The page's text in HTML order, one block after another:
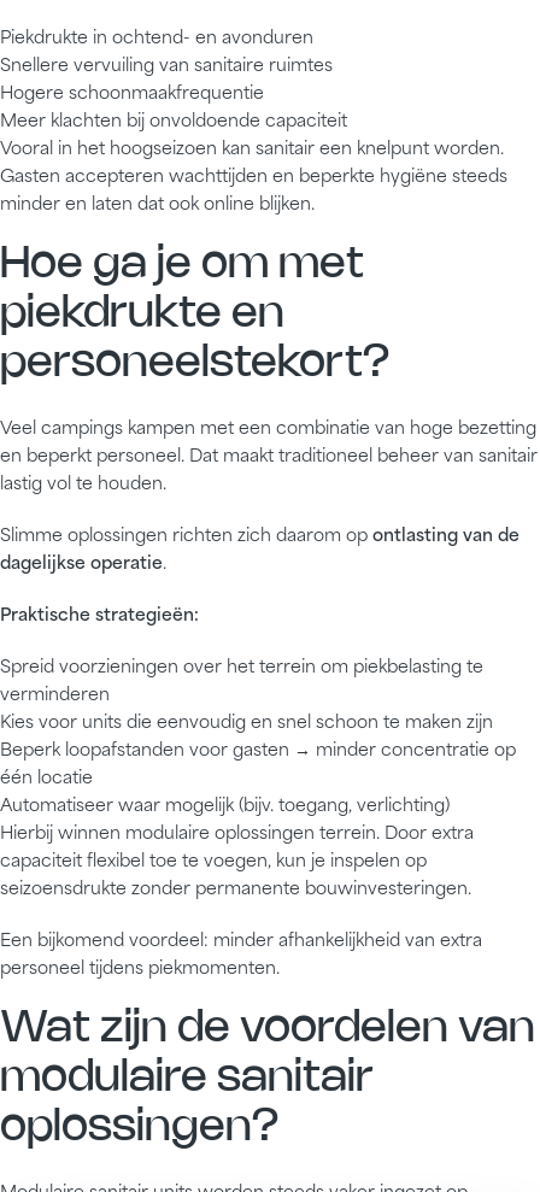
Piekdrukte in ochtend- en avonduren
Snellere vervuiling van sanitaire ruimtes
Hogere schoonmaakfrequentie
Meer klachten bij onvoldoende capaciteit
Vooral in het hoogseizoen kan sanitair een knelpunt worden.
Gasten accepteren wachttijden en beperkte hygiëne steeds
minder en laten dat ook online blijken.
Hoe ga je om met
piekdrukte en
personeelstekort?
Veel campings kampen met een combinatie van hoge bezetting
en beperkt personeel. Dat maakt traditioneel beheer van sanitair
lastig vol te houden.
Slimme oplossingen richten zich daarom opontlasting van de
dagelijkse operatie.
Praktische strategieën:
Spreid voorzieningen over het terrein om piekbelasting te
verminderen
Kies voor units die eenvoudig en snel schoon te maken zijn
Beperk loopafstanden voor gasten → minder concentratie op
één locatie
Automatiseer waar mogelijk (bijv. toegang, verlichting)
Hierbij winnen modulaire oplossingen terrein. Door extra
capaciteit flexibel toe te voegen, kun je inspelen op
seizoensdrukte zonder permanente bouwinvesteringen.
Een bijkomend voordeel: minder afhankelijkheid van extra
personeel tijdens piekmomenten.
Wat zijn de voordelen van
modulaire sanitair
oplossingen?